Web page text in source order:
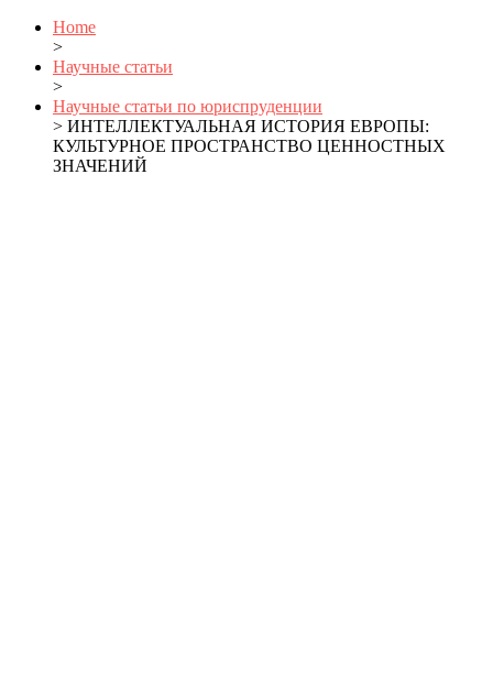
Home
>
Научные статьи
>
Научные статьи по юриспруденции
> ИНТЕЛЛЕКТУАЛЬНАЯ ИСТОРИЯ ЕВРОПЫ:
КУЛЬТУРНОЕ ПРОСТРАНСТВО ЦЕННОСТНЫХ
ЗНАЧЕНИЙ